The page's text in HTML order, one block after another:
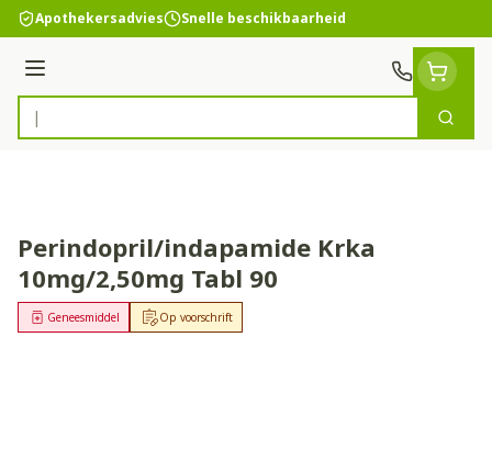
Ga naar de inhoud
Apothekersadvies Snelle beschikbaarheid
Menu
Product, merk, categorie...
Zoek
Perindopril/indapamide Krka
10mg/2,50mg Tabl 90
Op voorschrift
Geneesmiddel